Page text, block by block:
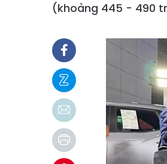
(khoảng 445 - 490